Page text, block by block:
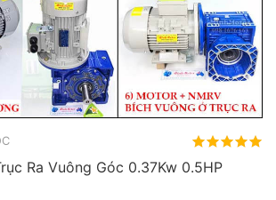
Ra Vuông Góc 0.37Kw 0.5HP